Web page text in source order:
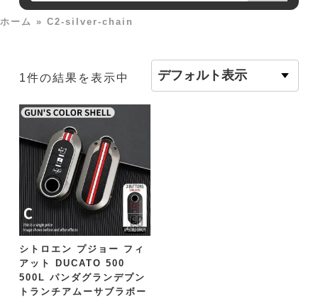
ホーム » C2-silver-chain
1件の結果を表示中
シトロエン プジョー フィ
アット DUCATO 500
500L パンダグランデプン
トランチアムーサブラボー